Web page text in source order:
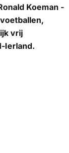
Koeman -
vrij
Ierland.